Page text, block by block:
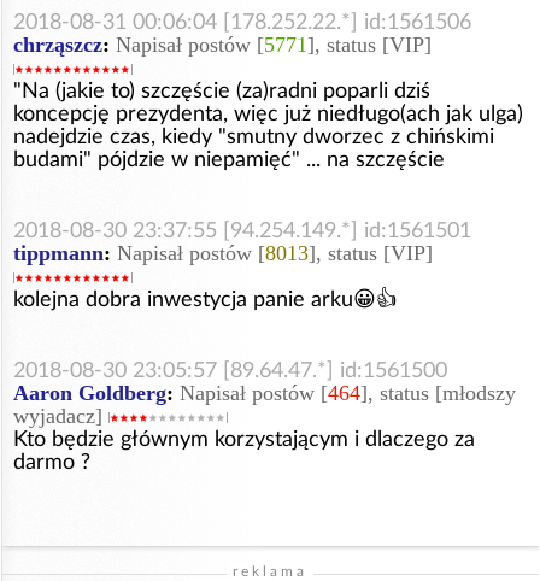
2018-08-31 00:06:04 [178.252.22.*] id:1561506
chrząszcz: Napisał postów [5771], status [VIP]
"Na (jakie to) szczęście (za)radni poparli dziś
koncepcję prezydenta, więc już niedługo(ach jak ulga)
nadejdzie czas, kiedy "smutny dworzec z chińskimi
budami" pójdzie w niepamięć" ... na szczęście
2018-08-30 23:37:55 [94.254.149.*] id:1561501
tippmann: Napisał postów [8013], status [VIP]
kolejna dobra inwestycja panie arku😀👍
2018-08-30 23:05:57 [89.64.47.*] id:1561500
Aaron Goldberg: Napisał postów [464], status [młodszy
wyjadacz]
Kto będzie głównym korzystającym i dlaczego za
darmo ?
reklama